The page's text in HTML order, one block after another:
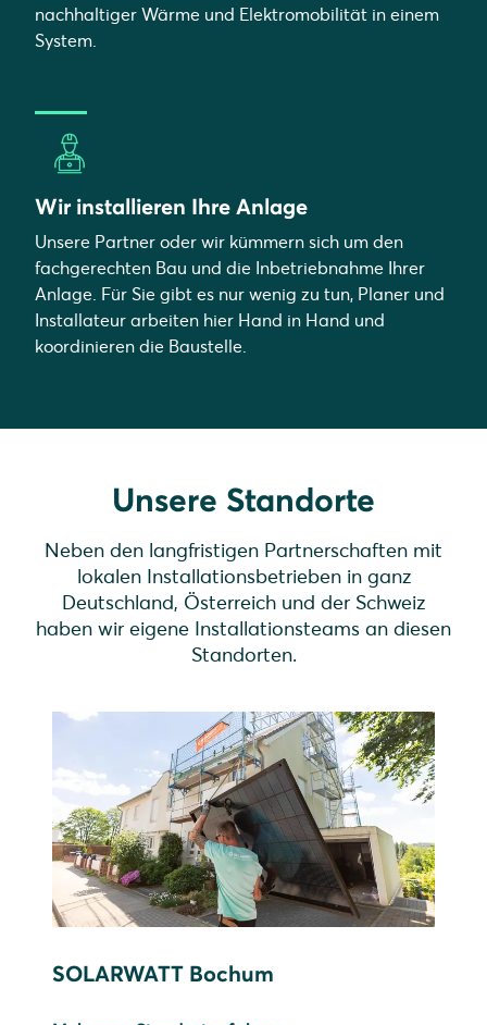
nachhaltiger Wärme und Elektromobilität in einem
System.
Wir installieren Ihre Anlage
Unsere Partner oder wir kümmern sich um den
fachgerechten Bau und die Inbetriebnahme Ihrer
Anlage. Für Sie gibt es nur wenig zu tun, Planer und
Installateur arbeiten hier Hand in Hand und
koordinieren die Baustelle.
Unsere Standorte
Neben den langfristigen Partnerschaften mit
lokalen Installationsbetrieben in ganz
Deutschland, Österreich und der Schweiz
haben wir eigene Installationsteams an diesen
Standorten.
SOLARWATT Bochum